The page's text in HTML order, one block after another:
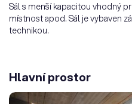
Sál s menší kapacitou vhodný
místnost apod. Sál je vybaven
technikou.
Hlavní prostor